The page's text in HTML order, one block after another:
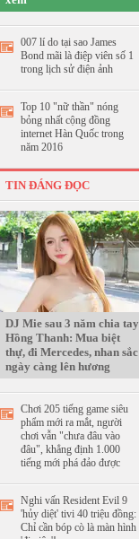
007 lí do tại sao James
Bond mãi là điệp viên số 1
trong lịch sử điện ảnh
Top 10 "nữ thần" nóng
bỏng nhất cộng đồng
internet Hàn Quốc trong
năm 2016
TIN ĐÁNG ĐỌC
DJ Mie sau 3 năm chia tay
Hồng Thanh: Mua biệt
thự, đi Mercedes, nhan sắc
ngày càng lên hương
Chơi 205 tiếng game siêu
phẩm mới ra mắt, người
chơi vẫn "chưa đâu vào
đâu", khẳng định 1.000
tiếng mới phá đảo được
Nghi vấn Resident Evil 9
'hủy diệt' tivi 40 triệu đồng:
Chỉ cần bóp cò là màn hình